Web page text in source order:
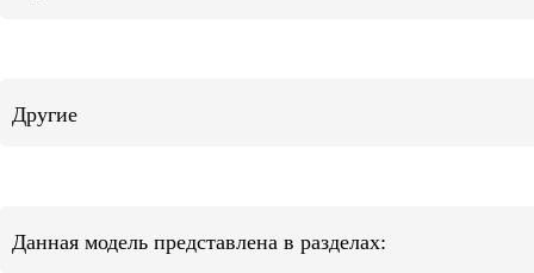
Другие
Данная модель представлена в разделах: